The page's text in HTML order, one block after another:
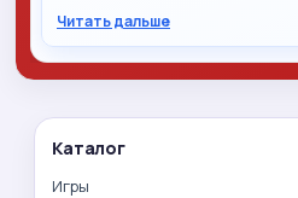
Читать дальше
Каталог
Игры